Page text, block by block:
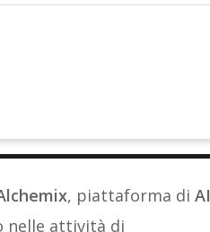
, piattaforma di AI
nelle attività di